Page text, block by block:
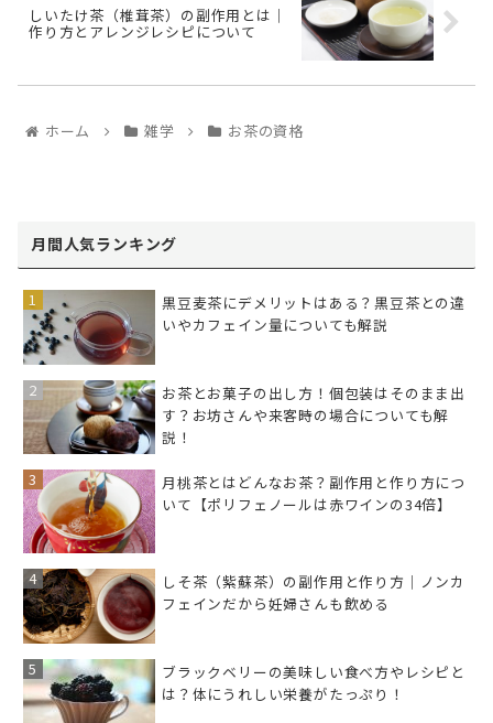
しいたけ茶（椎茸茶）の副作用とは｜
作り方とアレンジレシピについて
ホーム 雑学 お茶の資格
月間人気ランキング
黒豆麦茶にデメリットはある？黒豆茶との違
いやカフェイン量についても解説
お茶とお菓子の出し方！個包装はそのまま出
す？お坊さんや来客時の場合についても解
説！
月桃茶とはどんなお茶？副作用と作り方につ
いて【ポリフェノールは赤ワインの34倍】
しそ茶（紫蘇茶）の副作用と作り方｜ノンカ
フェインだから妊婦さんも飲める
ブラックベリーの美味しい食べ方やレシピと
は？体にうれしい栄養がたっぷり！